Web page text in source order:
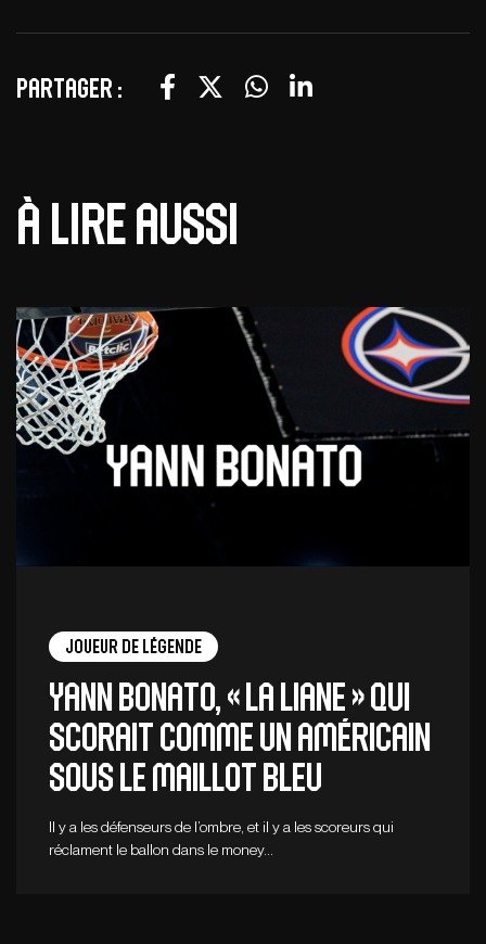
Partager :
À lire aussi
Joueur de légende
Yann Bonato, « la liane » qui
scorait comme un Américain
sous le maillot bleu
Il y a les défenseurs de l’ombre, et il y a les scoreurs qui
réclament le ballon dans le money…